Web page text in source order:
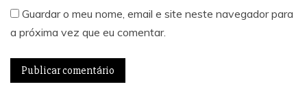
Guardar o meu nome, email e site neste navegador para
a próxima vez que eu comentar.